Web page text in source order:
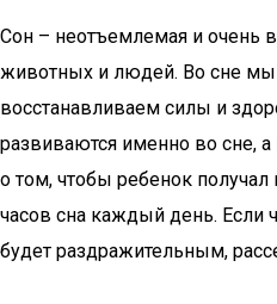
Сон – неотъемлемая и очень
животных и людей. Во сне мы
восстанавливаем силы и
развиваются именно во сне,
о том, чтобы ребенок
часов сна каждый день. Если
будет раздражительным,